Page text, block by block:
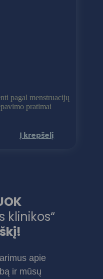
pagal menstruacijų
pratimai
Į krepšelį
klinikos“
apie
ir mūsų